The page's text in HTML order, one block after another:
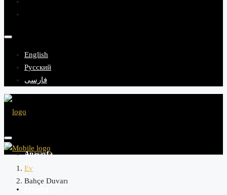
English
Русский
فارسی
Anasayfa
Ev
Bahçe Duvarı